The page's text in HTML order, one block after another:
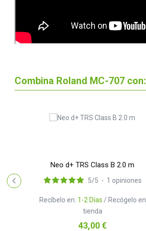
Combina Roland MC-707 con:
Neo d+ TRS Class B 2.0 m
Recíbelo en: 1-2 Días / Recógelo en
tienda
5/5 - 1 opiniones
Precio
43,00 €